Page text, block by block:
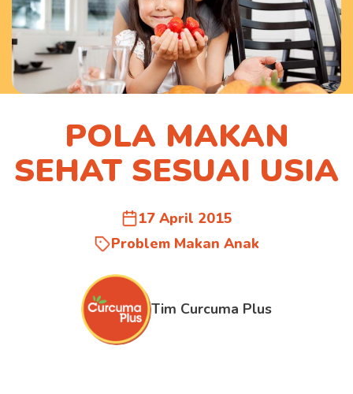
POLA MAKAN
SEHAT SESUAI USIA
17 April 2015
Problem Makan Anak
Tim Curcuma Plus